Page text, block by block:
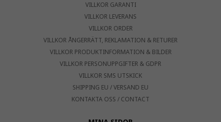
VILLKOR GARANTI
VILLKOR LEVERANS
VILLKOR ORDER
VILLKOR ÅNGERRÄTT, REKLAMATION & RETURER
VILLKOR PRODUKTINFORMATION & BILDER
VILLKOR PERSONUPPGIFTER & GDPR
VILLKOR SMS UTSKICK
SHIPPING EU / VERSAND EU
KONTAKTA OSS / CONTACT